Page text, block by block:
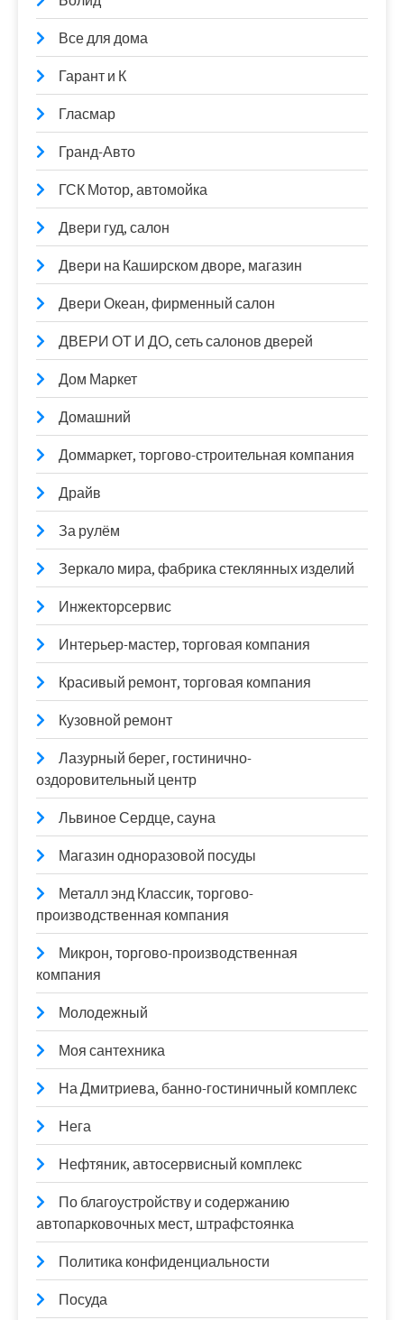
Все для дома
Гарант и К
Гласмар
Гранд-Авто
ГСК Мотор, автомойка
Двери гуд, салон
Двери на Каширском дворе, магазин
Двери Океан, фирменный салон
ДВЕРИ ОТ И ДО, сеть салонов дверей
Дом Маркет
Домашний
Доммаркет, торгово-строительная компания
Драйв
За рулём
Зеркало мира, фабрика стеклянных изделий
Инжекторсервис
Интерьер-мастер, торговая компания
Красивый ремонт, торговая компания
Кузовной ремонт
Лазурный берег, гостинично-
оздоровительный центр
Львиное Сердце, сауна
Магазин одноразовой посуды
Металл энд Классик, торгово-
производственная компания
Микрон, торгово-производственная
компания
Молодежный
Моя сантехника
На Дмитриева, банно-гостиничный комплекс
Нега
Нефтяник, автосервисный комплекс
По благоустройству и содержанию
автопарковочных мест, штрафстоянка
Политика конфиденциальности
Посуда